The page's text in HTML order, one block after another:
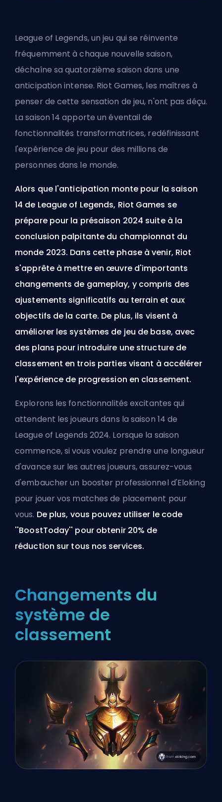
League of Legends, un jeu qui se réinvente
fréquemment à chaque nouvelle saison,
déchaîne sa quatorzième saison dans une
anticipation intense. Riot Games, les maîtres à
penser de cette sensation de jeu, n'ont pas déçu.
La saison 14 apporte un éventail de
fonctionnalités transformatrices, redéfinissant
l'expérience de jeu pour des millions de
personnes dans le monde.
Alors que l'anticipation monte pour la saison
14 de League of Legends, Riot Games se
prépare pour la présaison 2024 suite à la
conclusion palpitante du championnat du
monde 2023. Dans cette phase à venir, Riot
s'apprête à mettre en œuvre d'importants
changements de gameplay, y compris des
ajustements significatifs au terrain et aux
objectifs de la carte. De plus, ils visent à
améliorer les systèmes de jeu de base, avec
des plans pour introduire une structure de
classement en trois parties visant à accélérer
l'expérience de progression en classement.
Explorons les fonctionnalités excitantes qui
attendent les joueurs dans la saison 14 de
League of Legends 2024. Lorsque la saison
commence, si vous voulez prendre une longueur
d'avance sur les autres joueurs, assurez-vous
d'embaucher un booster professionnel d'Eloking
pour jouer vos matches de placement pour
vous. De plus, vous pouvez utiliser le code
''BoostToday'' pour obtenir 20% de
réduction sur tous nos services.
Changements du
système de
classement